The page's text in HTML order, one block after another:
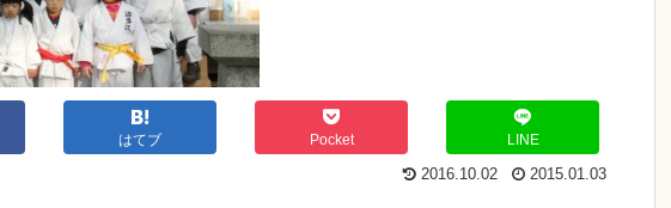
はてブ Pocket LINE
2016.10.02 2015.01.03